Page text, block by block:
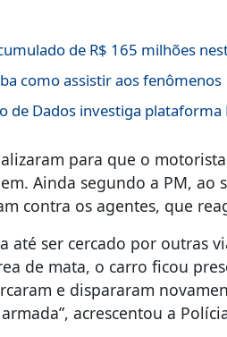
de R$ 165 milhões
como assistir aos fenômenos
de Dados investiga plataforma
para que o
Ainda segundo a PM, ao
contra os agentes, que
até ser cercado por outras
de mata, o carro ficou
e dispararam
acrescentou a